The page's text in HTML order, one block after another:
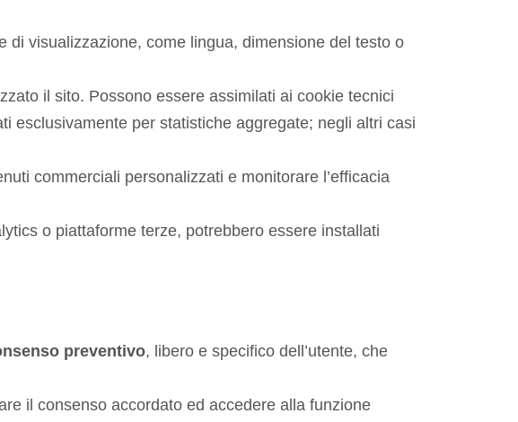
di visualizzazione, come lingua, dimensione del testo o
il sito. Possono essere assimilati ai cookie tecnici
esclusivamente per statistiche aggregate; negli altri casi
commerciali personalizzati e monitorare l’efficacia
o piattaforme terze, potrebbero essere installati
preventivo, libero e specifico dell’utente, che
il consenso accordato ed accedere alla funzione